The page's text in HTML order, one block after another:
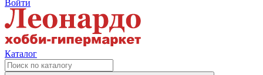
Войти
Каталог